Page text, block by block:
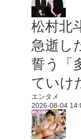
松村北
急逝し
誓う「
ていけ
エンタメ
2026-08-04